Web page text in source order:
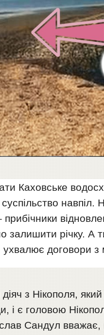
Каховське
навпіл.
прибічники
залишити річку. А
ухвалює договори
з Нікополя, який
і є головою
Сандул